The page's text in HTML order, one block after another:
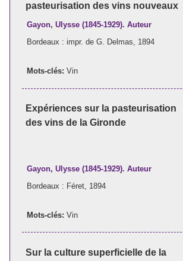
pasteurisation des vins nouveaux
Gayon, Ulysse (1845-1929). Auteur
Bordeaux : impr. de G. Delmas, 1894
Mots-clés: Vin
Expériences sur la pasteurisation
des vins de la Gironde
Gayon, Ulysse (1845-1929). Auteur
Bordeaux : Féret, 1894
Mots-clés: Vin
Sur la culture superficielle de la